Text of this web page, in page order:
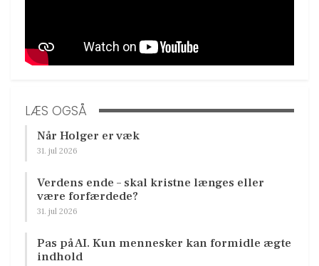
LÆS OGSÅ
Når Holger er væk
31. jul 2026
Verdens ende – skal kristne længes eller
være forfærdede?
31. jul 2026
Pas på AI. Kun mennesker kan formidle ægte
indhold